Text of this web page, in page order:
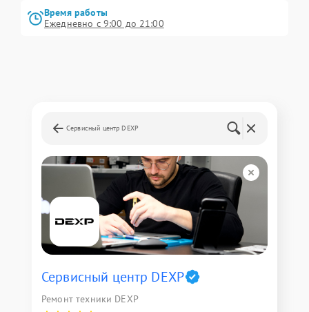
Время работы
Ежедневно с 9:00 до 21:00
Сервисный центр DEXP
Сервисный центр DEXP
Ремонт техники DEXP